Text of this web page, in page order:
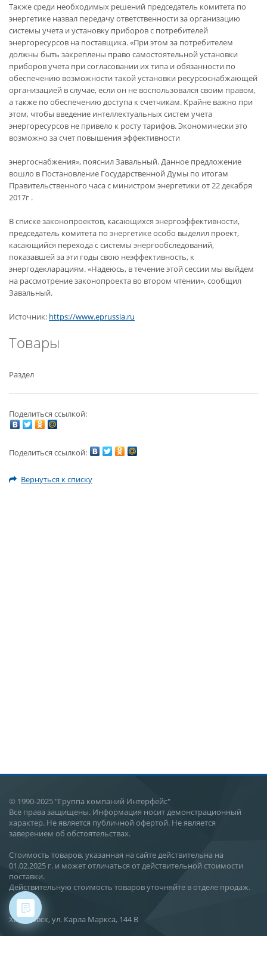
Также среди необходимых решений председатель комитета по
энергетике назвал передачу ответственности за организацию
системы учета и установку приборов с потребителей
энергоресурсов на поставщика. «При этом за потребителем
должны быть закреплены право самостоятельной установки
приборов учета при согласовании их типа и обязанности по
обеспечению возможности такой установки ресурсоснабжающей
организацией в случае, если он не воспользовался своим правом,
а также по обеспечению доступа к счетчикам. Крайне важно при
этом, чтобы введение интеллектуальных систем учета
энергоресурсов не привело к росту тарифов. Экономически это
возможно за счет повышения эффективности
энергоснабжения», пояснил Завальный. Данное предложение
вошло в Постановление Государственной Думы по итогам
Правительственного часа с министром энергетики от 22 декабря
2017г .
В списке законопроектов, касающихся энергоэффективности,
председатель комитета по энергетике особо выделил проект,
касающийся перехода с системы энергообследований,
показавшей за эти годы свою неэффективность, к
энергодекларациям. «Надеюсь, в течение этой сессии мы выйдем
на рассмотрение законопроекта во втором чтении», сообщил
Завальный.
Источник: https://www.eprussia.ru
Товары
Раздел
Поделиться ссылкой:
Поделиться ссылкой:
Вернуться к списку
© 1990-2025 "Группа компаний Интерфейс"
Все права защищены. Информация носит демонстрационный
характер. Не является публичной офертой. Не является
заверением об обстоятельствах.
Стоимость товаров, указанная на сайте действительна на
01.02.2025 г. и может отличаться от действительной стоимости
поставки.
Действительную стоимость товаров уточняйте в отделе продаж.
Хабаровск, ул. Карла Маркса, 144 В